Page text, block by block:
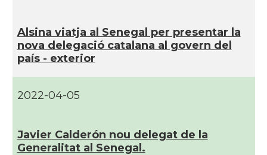
Alsina viatja al Senegal per presentar la
nova delegació catalana al govern del
paí­s - exterior
2022-04-05
Javier Calderón nou delegat de la
Generalitat al Senegal.